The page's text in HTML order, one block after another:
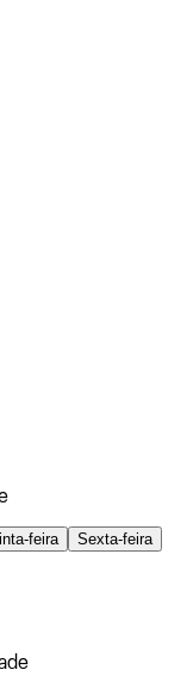
feira
Sexta-feira